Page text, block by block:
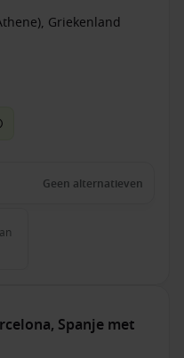
Griekenland
Geen alternatieven
Spanje met